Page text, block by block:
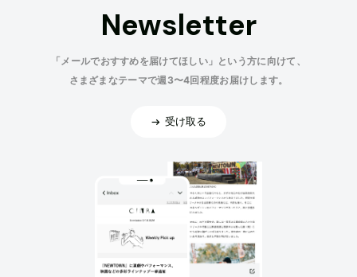
Newsletter
「メールでおすすめを届けてほしい」という方に向けて、
さまざまなテーマで週3〜4回程度お届けします。
受け取る